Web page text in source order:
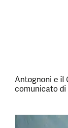
Antognoni e il
comunicato di